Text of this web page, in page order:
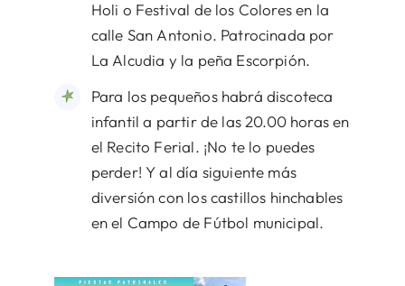
Holi o Festival de los Colores en la
calle San Antonio. Patrocinada por
La Alcudia y la peña Escorpión.
Para los pequeños habrá discoteca
infantil a partir de las 20.00 horas en
el Recito Ferial. ¡No te lo puedes
perder! Y al día siguiente más
diversión con los castillos hinchables
en el Campo de Fútbol municipal.